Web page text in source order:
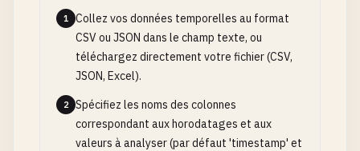
1
Collez vos données temporelles au format
CSV ou JSON dans le champ texte, ou
téléchargez directement votre fichier (CSV,
JSON, Excel).
2
Spécifiez les noms des colonnes
correspondant aux horodatages et aux
valeurs à analyser (par défaut 'timestamp' et